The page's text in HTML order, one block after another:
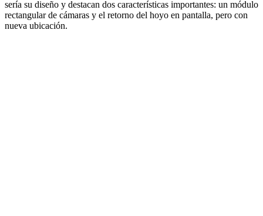
sería su diseño y destacan dos características importantes: un módulo
rectangular de cámaras y el retorno del hoyo en pantalla, pero con
nueva ubicación.